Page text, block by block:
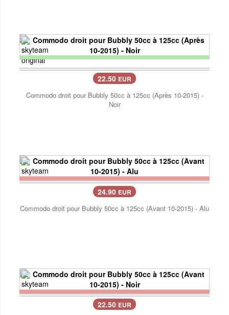
22.50 EUR
Commodo droit pour Bubbly 50cc à 125cc (Après 10-2015) -
Noir
24.90 EUR
Commodo droit pour Bubbly 50cc à 125cc (Avant 10-2015) - Alu
22.50 EUR